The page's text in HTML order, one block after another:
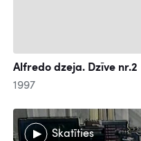
Alfredo dzeja. Dzīve nr.2
1997
Skatīties